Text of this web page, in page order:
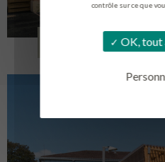
contrôle sur ce que
OK, tout
LOG. JEUNES